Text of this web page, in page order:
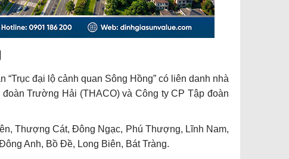
đại lộ cảnh quan Sông Hồng” có liên danh nhà
Trường Hải (THACO) và Công ty CP Tập đoàn
Thượng Cát, Đông Ngạc, Phú Thượng, Lĩnh Nam,
Anh, Bồ Đề, Long Biên, Bát Tràng.